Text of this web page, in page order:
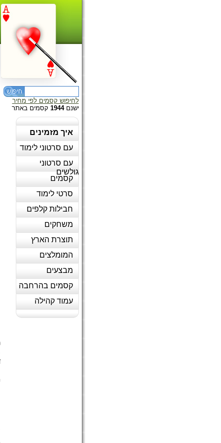
לחיפוש קסמים לפי מחיר
ישנם1944 קסמים באתר
איך מזמינים
עם סרטוני לימוד
עם סרטוני
גולשים
קסמים
סרטי לימוד
חבילות קלפים
משחקים
תוצרת הארץ
המומלצים
מבצעים
קסמים בהרחבה
עמוד קהילה